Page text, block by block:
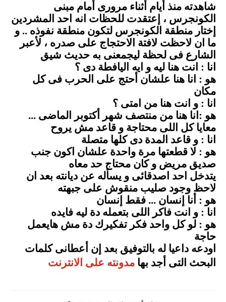
شاهدته منذ أيام أثناء مرورى أمام مبنى
الكونجرس ، إعتقدت للحظات انه احد المشردين
إختار منطقة الكونجرس لتكون منطقة نفوذه .. و
ما ان لاحظت لافتة الاحتجاج على صدره ، لأعبر
الشارع فى لحظة ليجمعنى به حديث شيق
انا : انت هنا ليه و ايه اليافطة دى ؟
هو : انا هنا علشان أحتج على الحرب فى كل
مكان
انا : و انت هنا من امتى ؟
هو :انا هنا من منتصف شهر أكتوبر الماضى ...
معايا كل اللى محتاجة و قاعد مش يروح
انا : و قاعد المدة دى كلها متصلة
هو : لا قطعتها مرة واحدة علشان اكون جنب
صديق مريض و كان محتاج حد معاه
يتدخل احد اصدقائى و يسأله عن ديانته بعد ان
لاحظ وجود صليب منقوش على جبهته
هو : أنا إنسان ... فقط إنسان
انا : و انت فاكر اللى بتعمله دة ليه فايده
هو : لو كل واحد فكر تفكيرك دة مش هايعمل
حاجة
اودعه داعيا له بالتوفيق بعد إن أعطانى كلمات
البحث التى أجد بها مدونته على الانترنت